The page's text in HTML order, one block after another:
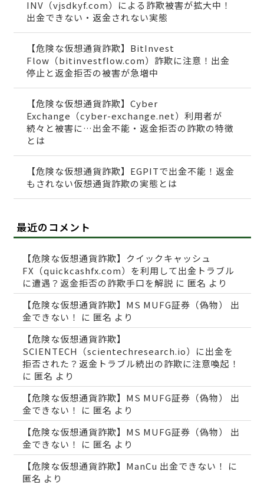
INV（vjsdkyf.com）による詐欺被害が拡大中！
出金できない・返金されない実態
【危険な仮想通貨詐欺】BitInvest
Flow（bitinvestflow.com）詐欺に注意！出金
停止と返金拒否の被害が急増中
【危険な仮想通貨詐欺】Cyber
Exchange（cyber-exchange.net）利用者が
続々と被害に…出金不能・返金拒否の詐欺の特徴
とは
【危険な仮想通貨詐欺】EGPITで出金不能！返金
もされない仮想通貨詐欺の実態とは
最近のコメント
【危険な仮想通貨詐欺】クイックキャッシュ
FX（quickcashfx.com）を利用して出金トラブル
に遭遇？返金拒否の詐欺手口を解説 に 匿名 より
【危険な仮想通貨詐欺】MS MUFG証券（偽物） 出
金できない！
に 匿名 より
【危険な仮想通貨詐欺】
SCIENTECH（scientechresearch.io）に出金を
拒否された？返金トラブル続出の詐欺に注意喚起！
に 匿名 より
【危険な仮想通貨詐欺】MS MUFG証券（偽物） 出
金できない！
に 匿名 より
【危険な仮想通貨詐欺】MS MUFG証券（偽物） 出
金できない！
に 匿名 より
【危険な仮想通貨詐欺】ManCu 出金できない！
に
匿名 より